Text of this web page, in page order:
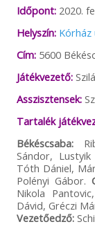
Időpont:2020.
Helyszín: Kórház
Cím:5600
Játékvezető:
Asszisztensek:
Tartalék
Békéscsaba:
Sándor,
Tóth Dániel,
Polényi Gábor.
Nikola
Dávid, Gréczi
Vezetőedző: